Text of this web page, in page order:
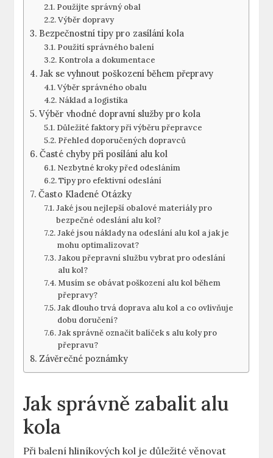
Použijte správný obal
Výběr dopravy
Bezpečnostní tipy pro zasílání kola
Použití správného balení
Kontrola a dokumentace
Jak se vyhnout poškození během přepravy
Výběr správného obalu
Náklad a logistika
Výběr vhodné dopravní služby pro kola
Důležité faktory při výběru přepravce
Přehled doporučených dopravců
Časté chyby při posílání alu kol
Nezbytné kroky před odesláním
Tipy pro efektivní odeslání
Často Kladené Otázky
Jaké jsou nejlepší obalové materiály pro
bezpečné odeslání alu kol?
Jaké jsou náklady na odeslání alu kol a jak je
mohu optimalizovat?
Jakou přepravní službu vybrat pro odeslání
alu kol?
Musím se obávat poškození alu kol během
přepravy?
Jak dlouho trvá doprava alu kol a co ovlivňuje
dobu doručení?
Jak správně označit balíček s alu koly pro
přepravu?
Závěrečné poznámky
Jak správně zabalit alu
kola
Při balení hliníkových kol je důležité věnovat